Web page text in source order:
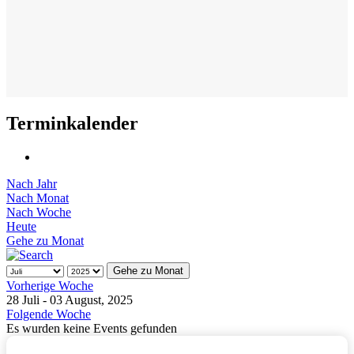
Terminkalender
Nach Jahr
Nach Monat
Nach Woche
Heute
Gehe zu Monat
Gehe zu Monat
Vorherige Woche
28 Juli - 03 August, 2025
Folgende Woche
Es wurden keine Events gefunden